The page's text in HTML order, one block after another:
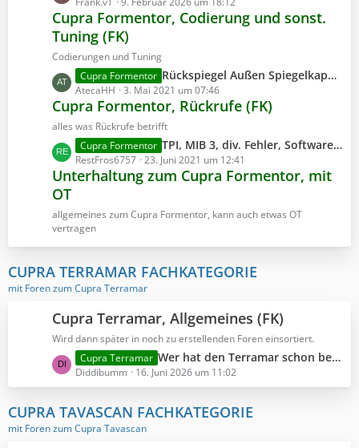
i
t
r
ä
g
e
t
z
t
B
e
i
t
r
ä
g
e
Cupra Formentor, Codierung und sonst.
Tuning (FK)
Codierungen und Tuning
L
e
t
z
e
B
e
i
t
r
ä
g
e
Cupra Formentor Rückspiegel Außen Spiegelkappe demontieren
AtecaHH 3. Mai 2021 um 07:46
Cupra Formentor, Rückrufe (FK)
alles was Rückrufe betrifft
L
e
t
z
e
i
t
ä
g
e
Cupra Formentor TPI, MIB 3, div. Fehler, Softwareversion 17xx
RestFros6757 23. Juni 2021 um 12:41
Unterhaltung zum Cupra Formentor, mit
OT
allgemeines zum Cupra Formentor, kann auch etwas OT
vertragen
CUPRA TERRAMAR FACHKATEGORIE
mit Foren zum Cupra Terramar
Cupra Terramar, Allgemeines (FK)
Wird dann später in noch zu erstellenden Foren einsortiert.
L
e
t
t
e
Cupra Terramar Wer hat den Terramar schon bestellt?
Diddibumm 16. Juni 2026 um 11:02
CUPRA TAVASCAN FACHKATEGORIE
mit Foren zum Cupra Tavascan